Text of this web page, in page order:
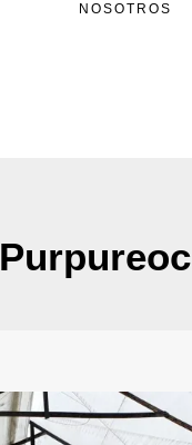
NOSOTROS